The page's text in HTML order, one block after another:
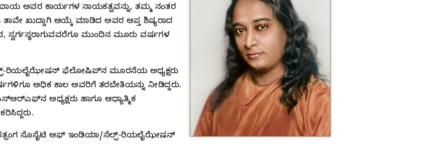
ಅವರ ಕಾರ್ಯಗಳ ನಾಯಕತ್ವವನ್ನು, ತಮ್ಮ ನಂತರ
ಖುದ್ದಾಗಿ ಆಯ್ಕೆ ಮಾಡಿದ ಅವರ ಆಪ್ತ ಶಿಷ್ಯರಾದ
ಸ್ವರ್ಗಸ್ಥರಾಗುವವರೆಗೂ ಮುಂದಿನ ಮೂರು ವರ್ಷಗಳ
ರಿಯಲೈಝೇಷನ್‌ ಫೆಲೋಷಿಪ್‌ನ ಮೂರನೆಯ ಅಧ್ಯಕ್ಷರು
ಅಧಿಕ ಕಾಲ ಅವರಿಗೆ ತರಬೇತಿಯನ್ನು ನೀಡಿದ್ದರು.
ಅಧ್ಯಕ್ಷರು ಹಾಗೂ ಆಧ್ಯಾತ್ಮಿಕ
ಸೊಸೈಟಿ ಆಫ್‌ ಇಂಡಿಯಾ/ಸೆಲ್ಫ್‌-ರಿಯಲೈಝೇಷನ್‌